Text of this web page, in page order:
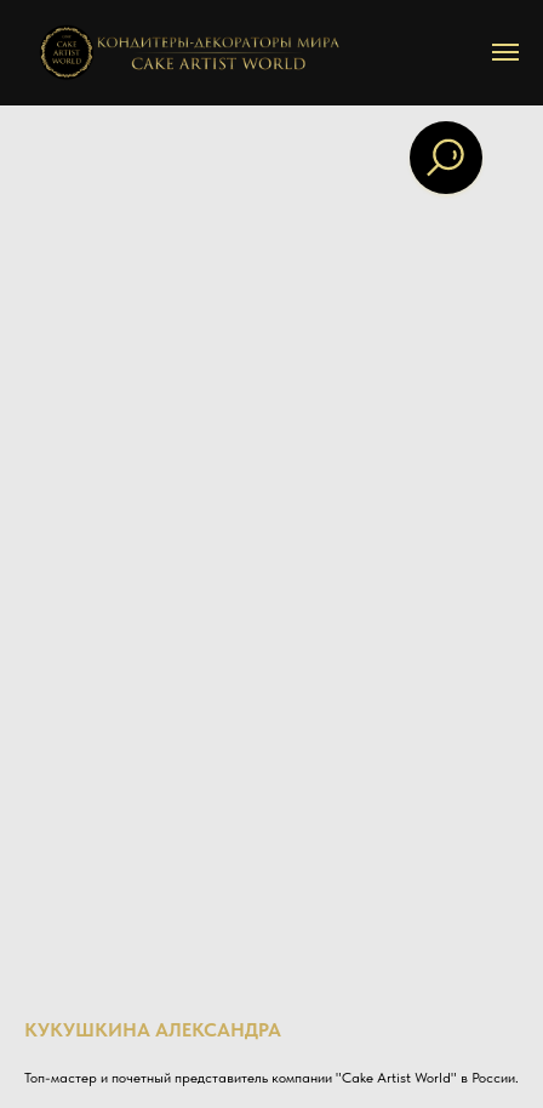
КУКУШКИНА АЛЕКСАНДРА
Топ-мастер и почетный представитель компании "Cake Artist World" в России.